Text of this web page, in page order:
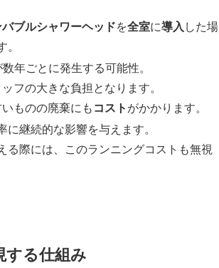
ブルシャワーヘッドを全室に導入 した場
。
数年ごとに発生する可能性。
フの大きな負担となります。
ものの廃棄にも コスト がかかります。
に継続的な影響を与えます。
る際には、このランニングコストも無視
する仕組み